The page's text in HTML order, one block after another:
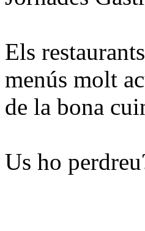
Els
menús molt
de la bona
Us ho